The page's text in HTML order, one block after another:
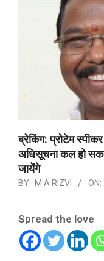
ब्रेकिंग: प्रोटेम
अधिसूचना कल हो
जायेंगे
BY: M A RIZVI ON:
Spread the love